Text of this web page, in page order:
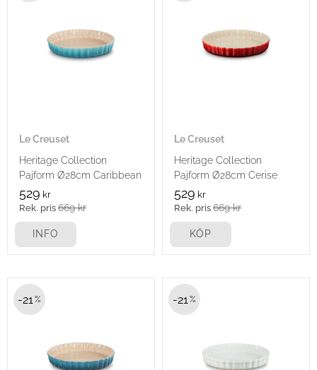
Le Creuset
Heritage Collection
Pajform Ø28cm Caribbean
529 kr
669kr
INFO
Le Creuset
Heritage Collection
Pajform Ø28cm Cerise
529 kr
669kr
KÖP
21 % 21 %